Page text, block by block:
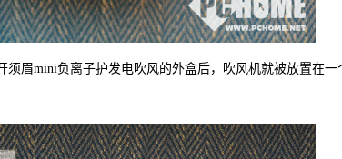
眉mini负离子护发电吹风的外盒后，吹风机就被放置在一